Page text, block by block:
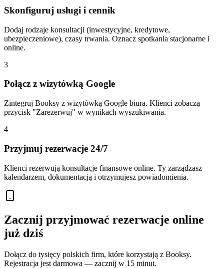
Skonfiguruj usługi i cennik
Dodaj rodzaje konsultacji (inwestycyjne, kredytowe,
ubezpieczeniowe), czasy trwania. Oznacz spotkania stacjonarne i
online.
3
Połącz z wizytówką Google
Zintegruj Booksy z wizytówką Google biura. Klienci zobaczą
przycisk "Zarezerwuj" w wynikach wyszukiwania.
4
Przyjmuj rezerwacje 24/7
Klienci rezerwują konsultacje finansowe online. Ty zarządzasz
kalendarzem, dokumentacją i otrzymujesz powiadomienia.
Zacznij przyjmować rezerwacje online
już dziś
Dołącz do tysięcy polskich firm, które korzystają z Booksy.
Rejestracja jest darmowa — zacznij w 15 minut.